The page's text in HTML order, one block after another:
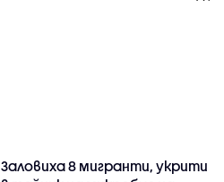
Заловиха 8 мигранти, укрити